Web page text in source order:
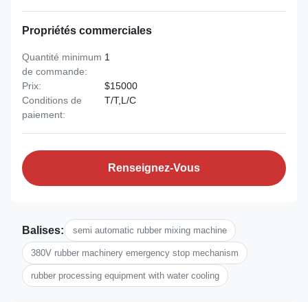
Propriétés commerciales
Quantité minimum
de commande:
1
Prix:
$15000
Conditions de
paiement:
T/T,L/C
Renseignez-Vous
Balises: semi automatic rubber mixing machine
380V rubber machinery emergency stop mechanism
rubber processing equipment with water cooling